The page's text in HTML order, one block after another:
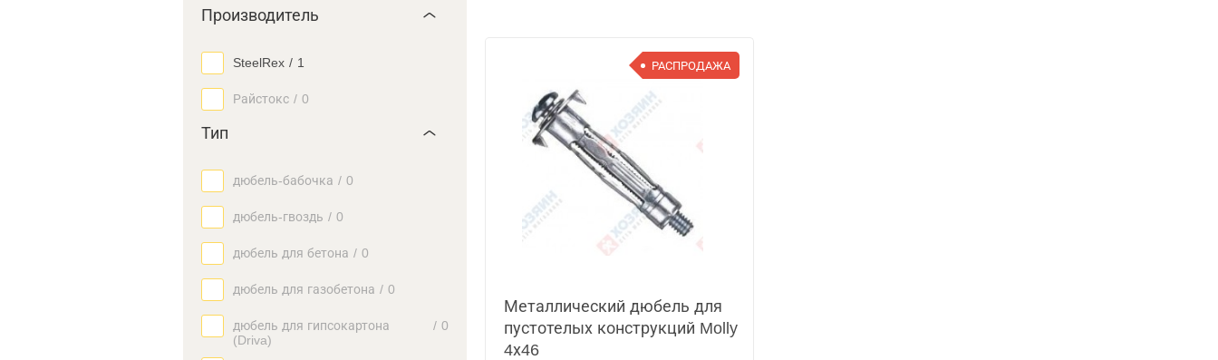
Производитель
SteelRex / 1
Райстокс / 0
Тип
дюбель-бабочка / 0
дюбель-гвоздь / 0
дюбель для бетона / 0
дюбель для газобетона / 0
дюбель для гипсокартона
(Driva)
/ 0
РАСПРОДАЖА
Металлический дюбель для
пустотелых конструкций Molly
4х46